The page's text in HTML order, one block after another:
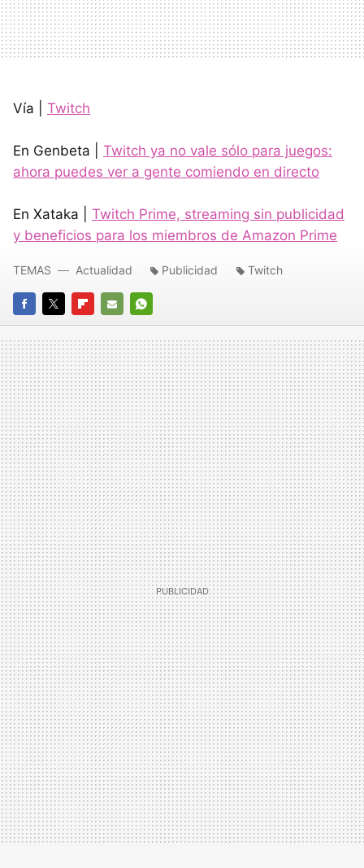
Vía | Twitch
En Genbeta | Twitch ya no vale sólo para juegos:
ahora puedes ver a gente comiendo en directo
En Xataka | Twitch Prime, streaming sin publicidad
y beneficios para los miembros de Amazon Prime
FACEBOOK
TWITTERFLIPBOARD
E-
MAIL
WHATSAPP
TEMAS Actualidad Publicidad Twitch